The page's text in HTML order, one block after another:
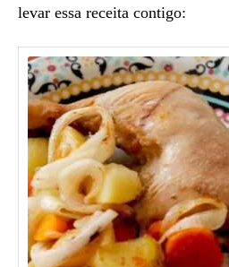
levar essa receita contigo: